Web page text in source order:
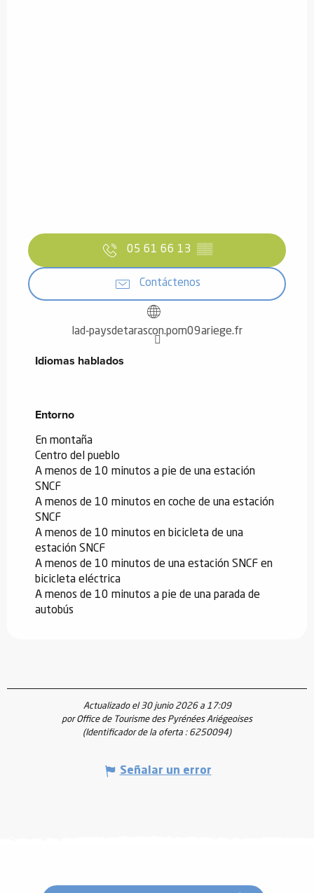
05 61 66 13 ▒▒
Contáctenos
lad-paysdetarascon.pom09ariege.fr
Idiomas hablados
Idiomas hablados
Entorno
Entorno
En montaña
Centro del pueblo
A menos de 10 minutos a pie de una estación
SNCF
A menos de 10 minutos en coche de una estación
SNCF
A menos de 10 minutos en bicicleta de una
estación SNCF
A menos de 10 minutos de una estación SNCF en
bicicleta eléctrica
A menos de 10 minutos a pie de una parada de
autobús
Actualizado el 30 junio 2026 a 17:09
por Office de Tourisme des Pyrénées Ariégeoises
(Identificador de la oferta : 6250094)
Señalar un error